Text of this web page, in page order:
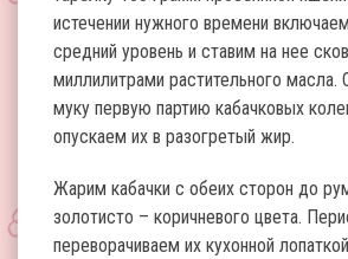
истечении нужного времени
средний уровень и ставим на нее
миллилитрами растительного масла.
муку первую партию кабачковых
опускаем их в разогретый жир.
Жарим кабачки с обеих сторон до
золотисто – коричневого цвета.
переворачиваем их кухонной